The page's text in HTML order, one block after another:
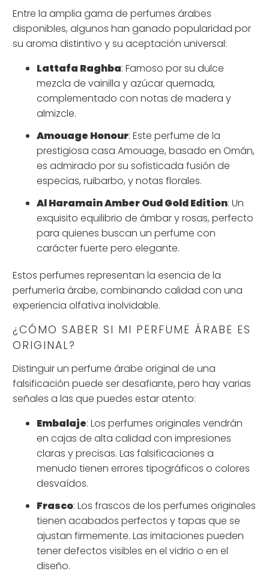
Entre la amplia gama de perfumes árabes
disponibles, algunos han ganado popularidad por
su aroma distintivo y su aceptación universal:
Lattafa Raghba: Famoso por su dulce
mezcla de vainilla y azúcar quemada,
complementado con notas de madera y
almizcle.
Amouage Honour: Este perfume de la
prestigiosa casa Amouage, basado en Omán,
es admirado por su sofisticada fusión de
especias, ruibarbo, y notas florales.
Al Haramain Amber Oud Gold Edition: Un
exquisito equilibrio de ámbar y rosas, perfecto
para quienes buscan un perfume con
carácter fuerte pero elegante.
Estos perfumes representan la esencia de la
perfumería árabe, combinando calidad con una
experiencia olfativa inolvidable.
¿CÓMO SABER SI MI PERFUME ÁRABE ES
ORIGINAL?
Distinguir un perfume árabe original de una
falsificación puede ser desafiante, pero hay varias
señales a las que puedes estar atento:
Embalaje: Los perfumes originales vendrán
en cajas de alta calidad con impresiones
claras y precisas. Las falsificaciones a
menudo tienen errores tipográficos o colores
desvaídos.
Frasco: Los frascos de los perfumes originales
tienen acabados perfectos y tapas que se
ajustan firmemente. Las imitaciones pueden
tener defectos visibles en el vidrio o en el
diseño.